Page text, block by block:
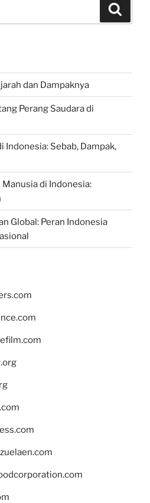
dan Dampaknya
Perang Saudara di
Sebab, Dampak,
di Indonesia:
Global: Peran Indonesia